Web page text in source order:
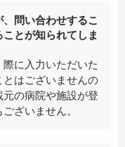
問い合わせするこ
とが知られてしま
に入力いただいた
はございませんの
の病院や施設が登
ざいません。